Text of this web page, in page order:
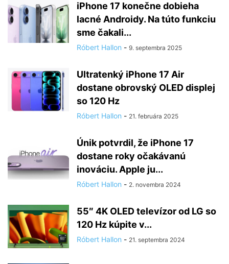
iPhone 17 konečne dobieha
lacné Androidy. Na túto funkciu
sme čakali...
Róbert Hallon - 9. septembra 2025
Ultratenký iPhone 17 Air
dostane obrovský OLED displej
so 120 Hz
Róbert Hallon - 21. februára 2025
Únik potvrdil, že iPhone 17
dostane roky očakávanú
inováciu. Apple ju...
Róbert Hallon - 2. novembra 2024
55″ 4K OLED televízor od LG so
120 Hz kúpite v...
Róbert Hallon - 21. septembra 2024